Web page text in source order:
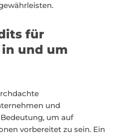
für
und um
und
um auf
vorbereitet zu sein. Ein